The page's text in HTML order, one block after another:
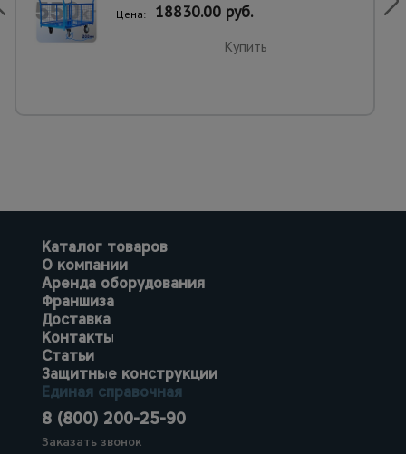
Цена: 18830.00 руб.
Купить
Каталог товаров
О компании
Аренда оборудования
Франшиза
Доставка
Контакты
Статьи
Защитные конструкции
Единая справочная
8 (800) 200-25-90
Заказать звонок